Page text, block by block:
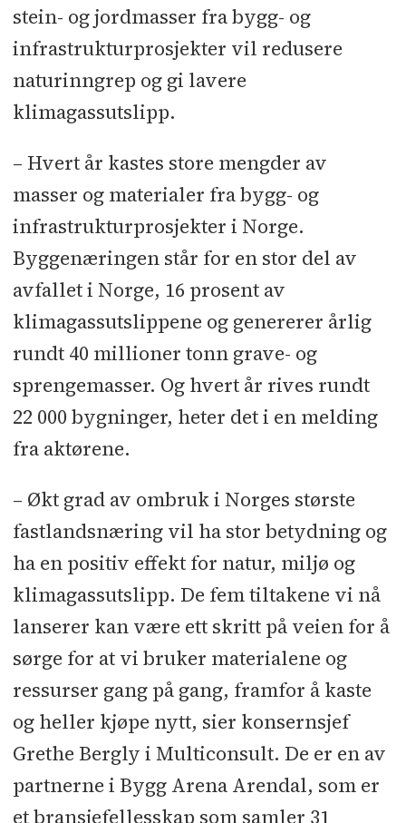
stein- og jordmasser fra bygg- og
infrastrukturprosjekter vil redusere
naturinngrep og gi lavere
klimagassutslipp.
– Hvert år kastes store mengder av
masser og materialer fra bygg- og
infrastrukturprosjekter i Norge.
Byggenæringen står for en stor del av
avfallet i Norge, 16 prosent av
klimagassutslippene og genererer årlig
rundt 40 millioner tonn grave- og
sprengemasser. Og hvert år rives rundt
22 000 bygninger, heter det i en melding
fra aktørene.
– Økt grad av ombruk i Norges største
fastlandsnæring vil ha stor betydning og
ha en positiv effekt for natur, miljø og
klimagassutslipp. De fem tiltakene vi nå
lanserer kan være ett skritt på veien for å
sørge for at vi bruker materialene og
ressurser gang på gang, framfor å kaste
og heller kjøpe nytt, sier konsernsjef
Grethe Bergly i Multiconsult. De er en av
partnerne i Bygg Arena Arendal, som er
et bransjefellesskap som samler 31